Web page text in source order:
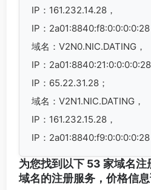
IP：161.232.14.28，
IP：2a01:8840:f8:0:0:0:0:28
域名：V2N0.NIC.DATING，
IP：2a01:8840:21:0:0:0:0:28
IP：65.22.31.28；
域名：V2N1.NIC.DATING，
IP：161.232.15.28，
IP：2a01:8840:f9:0:0:0:0:28
为您找到以下 53 家域名注
域名的注册服务，价格信